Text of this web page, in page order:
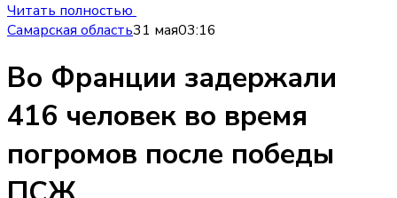
Читать полностью
Самарская область31 мая03:16
Во Франции задержали
416 человек во время
погромов после победы